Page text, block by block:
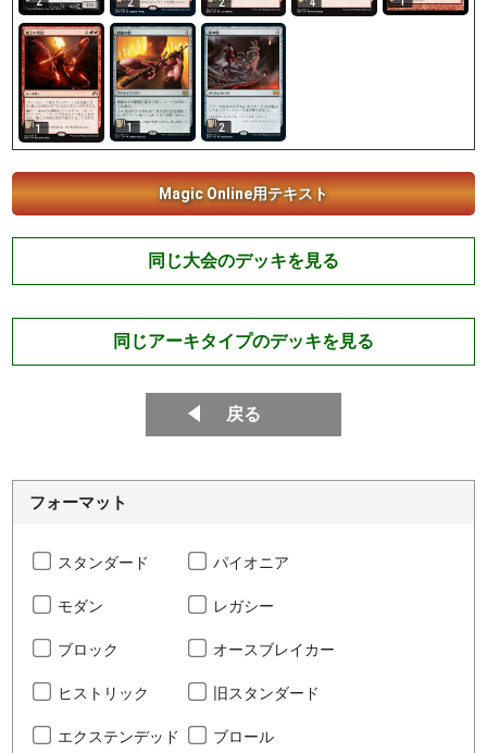
1 1 2
Magic Online用テキスト
同じ大会のデッキを見る
同じアーキタイプのデッキを見る
戻る
フォーマット
スタンダード パイオニア
モダン レガシー
ブロック オースブレイカー
ヒストリック 旧スタンダード
エクステンデッド ブロール